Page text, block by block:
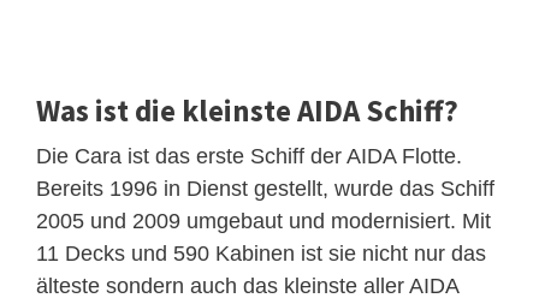
Was ist die kleinste AIDA Schiff?
Die Cara ist das erste Schiff der AIDA Flotte.
Bereits 1996 in Dienst gestellt, wurde das Schiff
2005 und 2009 umgebaut und modernisiert. Mit
11 Decks und 590 Kabinen ist sie nicht nur das
älteste sondern auch das kleinste aller AIDA